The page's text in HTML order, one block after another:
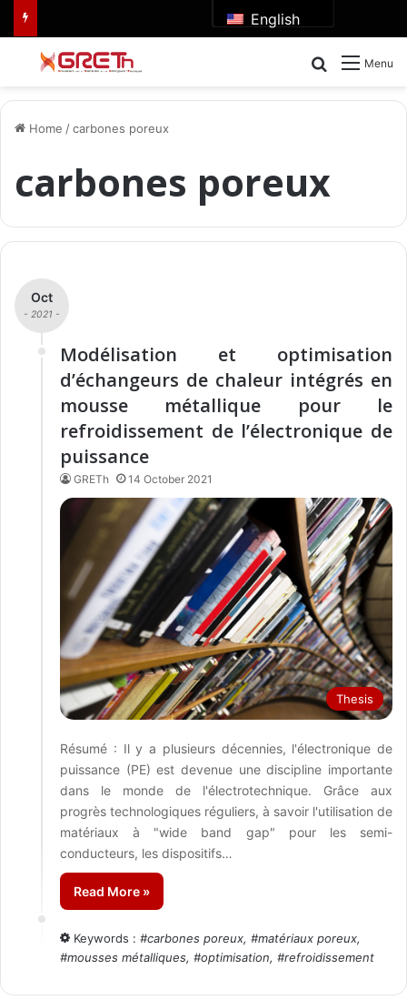
English
Menu
Search for
Home /carbones poreux
carbones poreux
Oct
- 2021 -
Modélisation et optimisation
d’échangeurs de chaleur intégrés en
mousse métallique pour le
refroidissement de l’électronique de
puissance
GRETh 14 October 2021
Thesis
Résumé : Il y a plusieurs décennies, l'électronique de
puissance (PE) est devenue une discipline importante
dans le monde de l'électrotechnique. Grâce aux
progrès technologiques réguliers, à savoir l'utilisation de
matériaux à "wide band gap" pour les semi-
conducteurs, les dispositifs…
Read More »
Keywords : #carbones poreux, #matériaux poreux,
#mousses métalliques, #optimisation, #refroidissement